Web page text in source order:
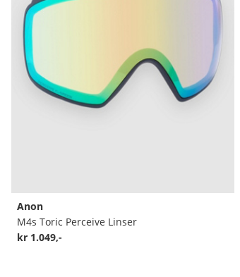
Anon
M4s Toric Perceive Linser
kr 1.049,-